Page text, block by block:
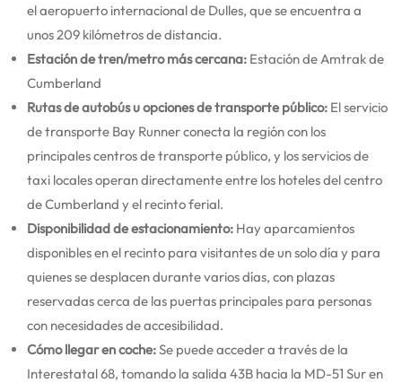
el aeropuerto internacional de Dulles, que se encuentra a
unos 209 kilómetros de distancia.
Estación de tren/metro más cercana: Estación de Amtrak de
Cumberland
Rutas de autobús u opciones de transporte público: El servicio
de transporte Bay Runner conecta la región con los
principales centros de transporte público, y los servicios de
taxi locales operan directamente entre los hoteles del centro
de Cumberland y el recinto ferial.
Disponibilidad de estacionamiento: Hay aparcamientos
disponibles en el recinto para visitantes de un solo día y para
quienes se desplacen durante varios días, con plazas
reservadas cerca de las puertas principales para personas
con necesidades de accesibilidad.
Cómo llegar en coche:Se puede acceder a través de la
Interestatal 68, tomando la salida 43B hacia la MD-51 Sur en